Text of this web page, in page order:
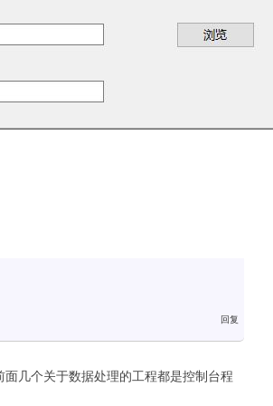
面几个关于数据处理的工程都是控制台程